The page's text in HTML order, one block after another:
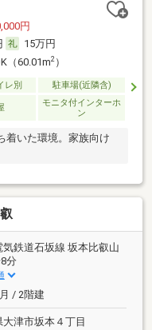
円
15万円
（60.01m2）
レ別 駐車場(近隣含)
モニタ付インターホ
ン
いた環境。家族向け
気鉄道石坂線 坂本比叡山
分
/ 2階建
大津市坂本４丁目